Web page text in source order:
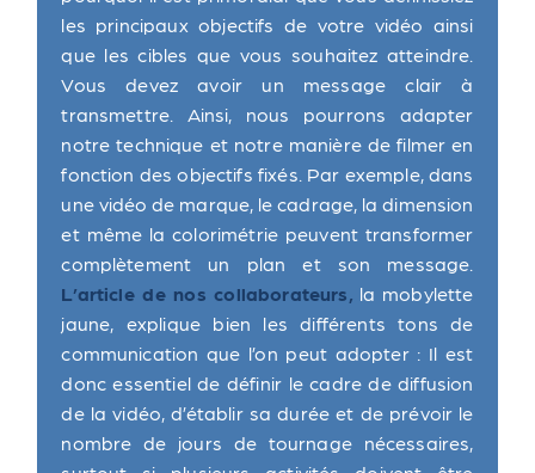
les principaux objectifs de votre vidéo ainsi
que les cibles que vous souhaitez atteindre.
Vous devez avoir un message clair à
transmettre. Ainsi, nous pourrons adapter
notre technique et notre manière de filmer en
fonction des objectifs fixés. Par exemple, dans
une vidéo de marque, le cadrage, la dimension
et même la colorimétrie peuvent transformer
complètement un plan et son message.
L’article de nos collaborateurs, la mobylette
jaune, explique bien les différents tons de
communication que l’on peut adopter : Il est
donc essentiel de définir le cadre de diffusion
de la vidéo, d’établir sa durée et de prévoir le
nombre de jours de tournage nécessaires,